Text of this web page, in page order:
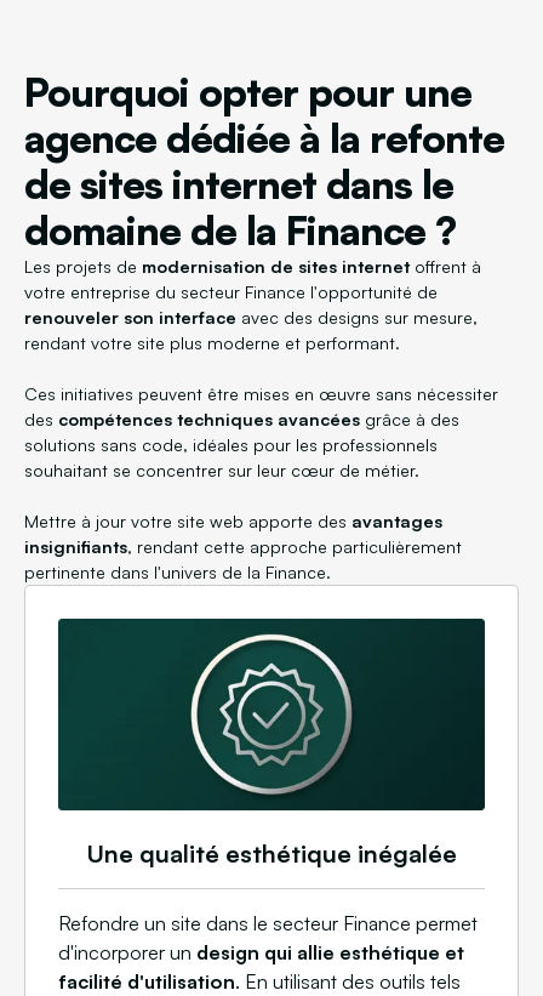
Pourquoi opter pour une
agence dédiée à la refonte
de sites internet dans le
domaine de la Finance ?
Les projets de modernisation de sites internetoffrent à
votre entreprise du secteur Finance l'opportunité de
renouveler son interface avec des designs sur mesure,
rendant votre site plus moderne et performant.
Ces initiatives peuvent être mises en œuvre sans nécessiter
des compétences techniques avancées grâce à des
solutions sans code, idéales pour les professionnels
souhaitant se concentrer sur leur cœur de métier.
Mettre à jour votre site web apporte des avantages
insignifiants, rendant cette approche particulièrement
pertinente dans l'univers de la Finance.
Une qualité esthétique inégalée
Refondre un site dans le secteur Finance permet
d'incorporer un design qui allie esthétique et
facilité d'utilisation. En utilisant des outils tels